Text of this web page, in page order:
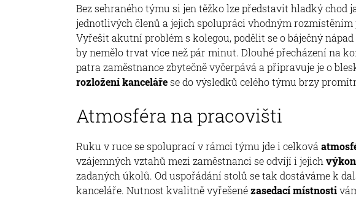
Bez sehraného týmu si jen těžko lze představit hladký chod
jednotlivých členů a jejich spolupráci vhodným
Vyřešit akutní problém s kolegou, podělit se o báječný
by nemělo trvat více než pár minut. Dlouhé přecházení na
patra zaměstnance zbytečně vyčerpává a připravuje je o
rozložení kancelářese do výsledků celého týmu brzy
Atmosféra na pracovišti
Ruku v ruce se spoluprací v rámci týmu jde i celková
vzájemných vztahů mezi zaměstnanci se odvíjí i jejich výkon
zadaných úkolů. Od uspořádání stolů se tak dostáváme k
kanceláře. Nutnost kvalitně vyřešenézasedací místnosti